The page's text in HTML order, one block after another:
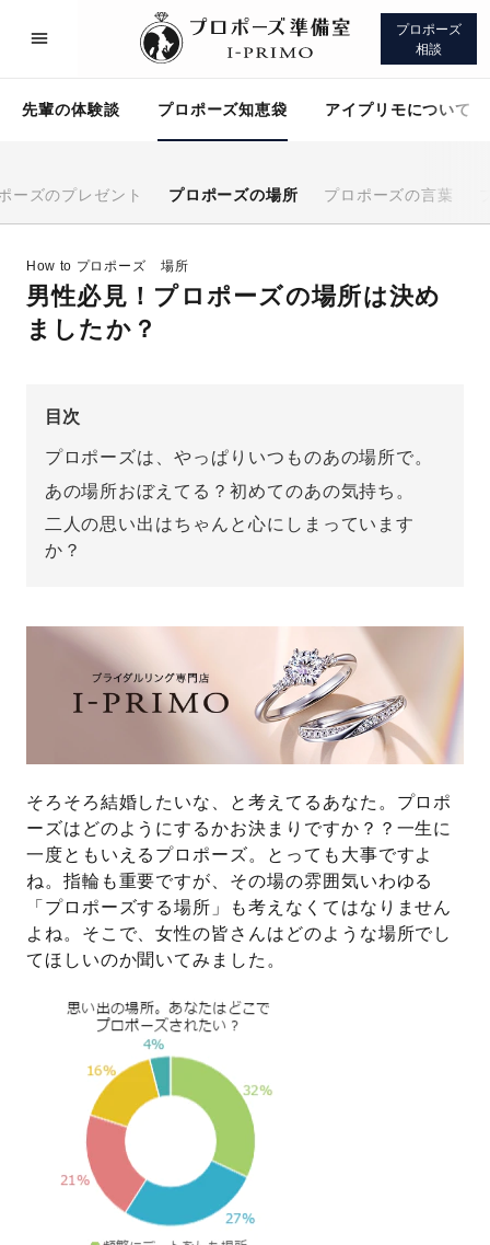
プロポーズ
相談
先輩の体験談 プロポーズ知恵袋 アイプリモについて
ーズのプレゼント プロポーズの場所 プロポーズの言葉
How to プロポーズ 場所
男性必見！プロポーズの場所は決め
ましたか？
目次
プロポーズは、やっぱりいつものあの場所で。
あの場所おぼえてる？初めてのあの気持ち。
二人の思い出はちゃんと心にしまっています
か？
そろそろ結婚したいな、と考えてるあなた。プロポ
ーズはどのようにするかお決まりですか？？一生に
一度ともいえるプロポーズ。とっても大事ですよ
ね。指輪も重要ですが、その場の雰囲気いわゆる
「プロポーズする場所」も考えなくてはなりません
よね。そこで、女性の皆さんはどのような場所でし
てほしいのか聞いてみました。
プロポーズサポート 先輩の体験談
プロポーズ知恵袋
プロポーズサポート
スペシャルプロポーズイベント
プロポーズアイテム
パーフェクトプロポーズリング ®
プロポーズシチュエーション診断
プロポーズプラン検索
先輩の体験談
プロポーズ意識調査結果一覧
ダイヤモンドの品質とは？
プロポーズの方法
プレゼント
場所
言葉
エピソード
アイプリモについて
ニュース
婚約指輪のご購入と
プロポーズのご相談
I-PRIMO公式サイト
I-PRIMO公式オンラインショップ
Follow us on